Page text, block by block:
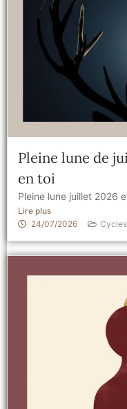
Pleine lune de
en toi
Pleine lune juillet 2026
Lire plus
24/07/2026